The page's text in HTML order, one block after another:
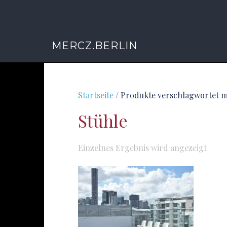
MERCZ.BERLIN
Startseite / Produkte verschlagwortet
Stühle
Einzelnes Ergebnis wird angezeigt